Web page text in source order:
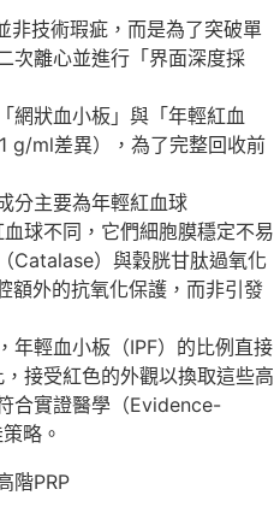
非技術瑕疵，而是為了突破單
次離心並進行「界面深度採
網狀血小板」與「年輕紅血
g/ml差異），為了完整回收前
分主要為年輕紅血球
球不同，它們細胞膜穩定不易
Catalase）與穀胱甘肽過氧化
額外的抗氧化保護，而非引發
年輕血小板（IPF）的比例直接
，接受紅色的外觀以換取這些高
合實證醫學（Evidence-
略。